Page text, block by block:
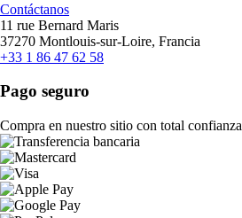
Contáctanos
11 rue Bernard Maris
37270 Montlouis-sur-Loire, Francia
+33 1 86 47 62 58
Pago seguro
Compra en nuestro sitio con total confianza